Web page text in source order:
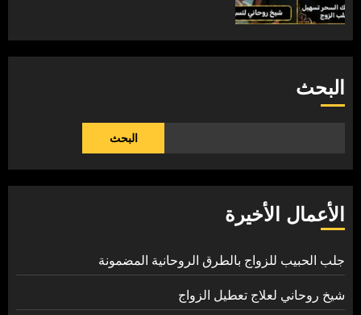
البحث
البحث
الأعمال الأخيرة
جلب الحبيب للزواج بالطرق الروحانية المضمونة
شيخ روحاني لعلاج تعطيل الزواج